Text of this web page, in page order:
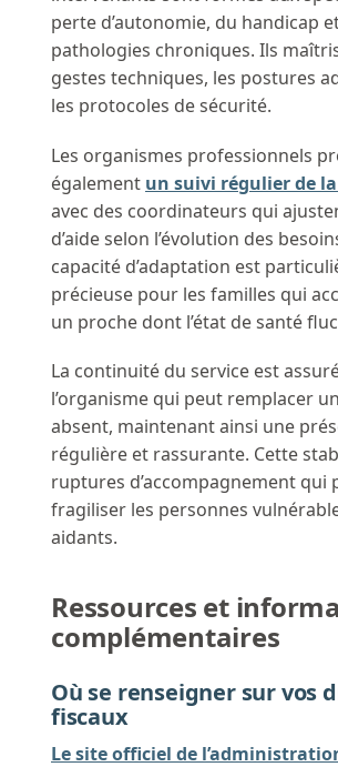
perte d’autonomie, du handicap
pathologies chroniques. Ils
gestes techniques, les postures
les protocoles de sécurité.
Les organismes professionnels
également un suivi régulier de
avec des coordinateurs qui
d’aide selon l’évolution des
capacité d’adaptation est
précieuse pour les familles qui
un proche dont l’état de santé
La continuité du service est
l’organisme qui peut remplacer
absent, maintenant ainsi une
régulière et rassurante. Cette
ruptures d’accompagnement qui
fragiliser les personnes
aidants.
Ressources et
complémentaires
Où se renseigner sur vos
fiscaux
Le site officiel de